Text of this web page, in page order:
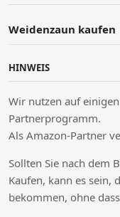
Weidenzaun kaufen
HINWEIS
Wir nutzen auf
Partnerprogramm.
Als Amazon-Partner
Sollten Sie nach dem
Kaufen, kann es sein,
bekommen, ohne